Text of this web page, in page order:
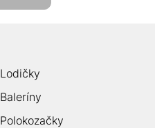
Lodičky
Baleríny
Polokozačky